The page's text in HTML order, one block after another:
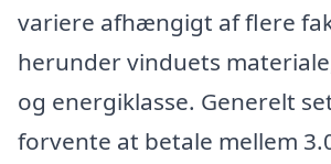
variere afhængigt af flere
herunder vinduets
og energiklasse. Generelt
forvente at betale mellem